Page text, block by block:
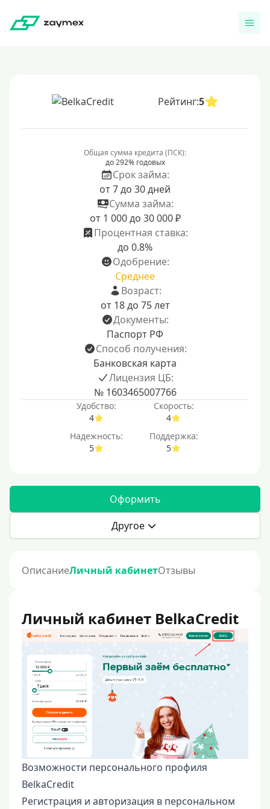
Рейтинг:5
Общая сумма кредита (ПСК):
до 292% годовых
Срок займа:
от 7 до 30 дней
Сумма займа:
от 1 000 до 30 000 ₽
Процентная ставка:
до 0.8%
Одобрение:
Среднее
Возраст:
от 18 до 75 лет
Документы:
Паспорт РФ
Способ получения:
Банковская карта
Лицензия ЦБ:
№ 1603465007766
Удобство:
4
Скорость:
4
Надежность:
5
Поддержка:
5
Оформить
Другое
ОписаниеЛичный кабинетОтзывы
Личный кабинет BelkaCredit
Возможности персонального профиля
BelkaCredit
Регистрация и авторизация в персональном